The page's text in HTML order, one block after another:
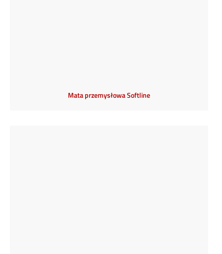
Mata przemysłowa Softline